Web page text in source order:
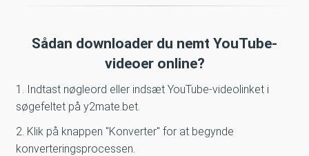
Sådan downloader du nemt YouTube-
videoer online?
1. Indtast nøgleord eller indsæt YouTube-videolinket i
søgefeltet på y2mate.bet.
2. Klik på knappen "Konverter" for at begynde
konverteringsprocessen.